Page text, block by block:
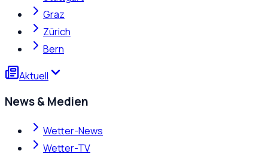
Graz
Zürich
Bern
Aktuell
News & Medien
Wetter-News
Wetter-TV